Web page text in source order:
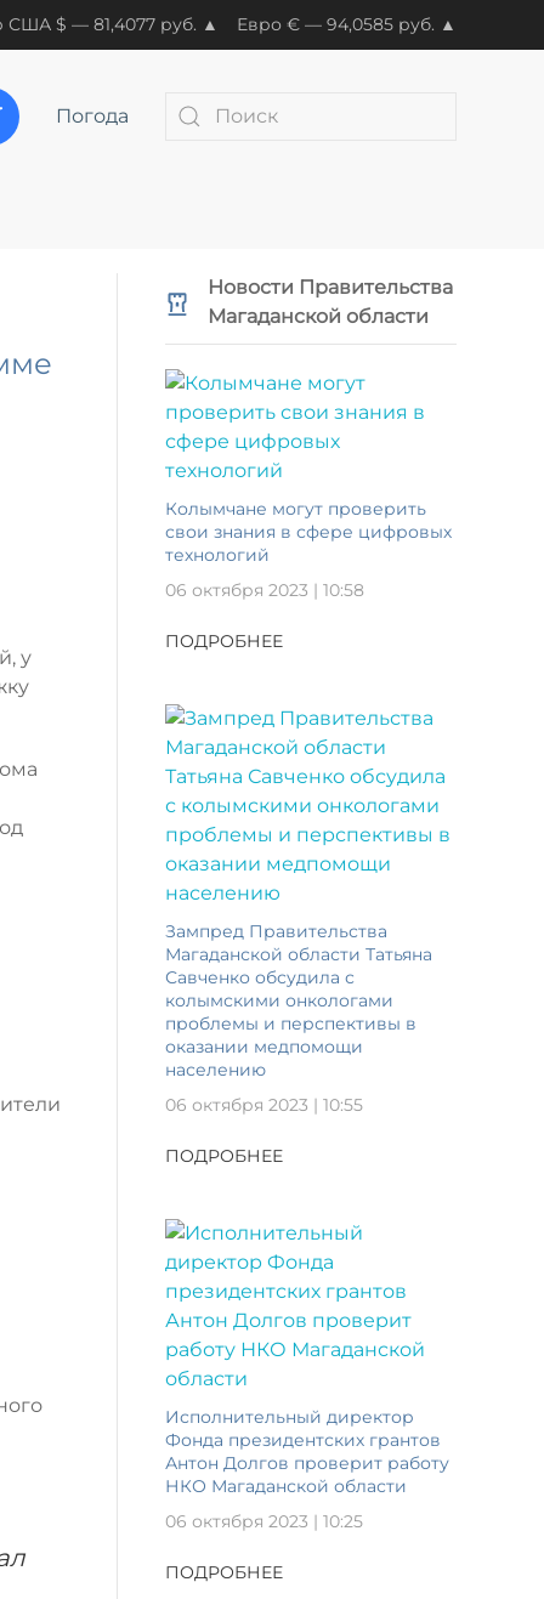
США $ — 81,4077 руб. ▲ Евро € — 94,0585 руб. ▲
Погода
у
Новости Правительства
Магаданской области
Колымчане могут проверить
свои знания в сфере цифровых
технологий
06 октября 2023 | 10:58
ПОДРОБНЕЕ
Зампред Правительства
Магаданской области Татьяна
Савченко обсудила с
колымскими онкологами
проблемы и перспективы в
оказании медпомощи
населению
06 октября 2023 | 10:55
ПОДРОБНЕЕ
Исполнительный директор
Фонда президентских грантов
Антон Долгов проверит работу
НКО Магаданской области
06 октября 2023 | 10:25
ПОДРОБНЕЕ